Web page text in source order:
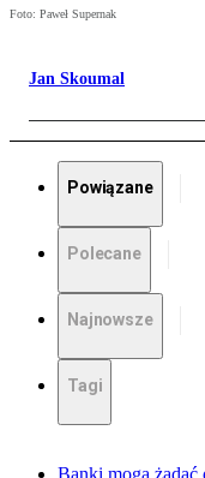
Foto: Paweł Supernak
Jan Skoumal
Powiązane
Polecane
Najnowsze
Tagi
Banki mogą